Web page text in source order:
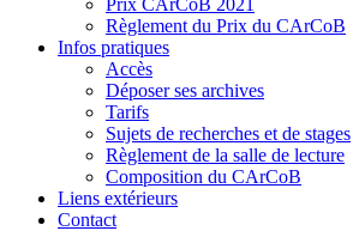
Prix CArCoB 2021
Règlement du Prix du CArCoB
Infos pratiques
Accès
Déposer ses archives
Tarifs
Sujets de recherches et de stages
Règlement de la salle de lecture
Composition du CArCoB
Liens extérieurs
Contact